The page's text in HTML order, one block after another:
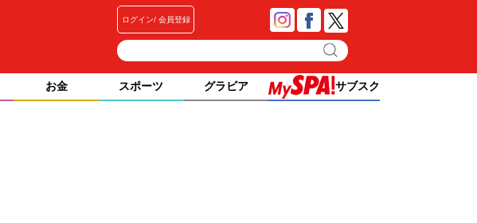
ログイン 会員登録
お金 スポーツ グラビア サブスク